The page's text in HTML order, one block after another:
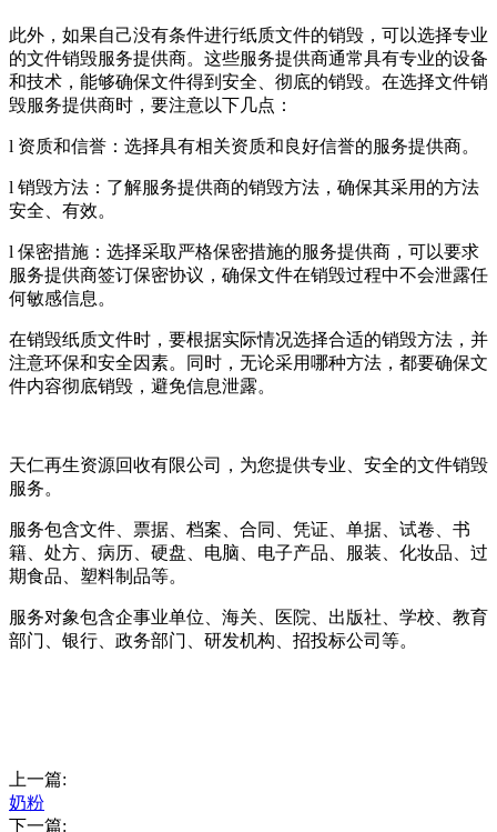
此外，如果自己没有条件进行纸质文件的销毁，可以选择专业
的文件销毁服务提供商。这些服务提供商通常具有专业的设备
和技术，能够确保文件得到安全、彻底的销毁。在选择文件销
毁服务提供商时，要注意以下几点：
l 资质和信誉：选择具有相关资质和良好信誉的服务提供商。
l 销毁方法：了解服务提供商的销毁方法，确保其采用的方法
安全、有效。
l 保密措施：选择采取严格保密措施的服务提供商，可以要求
服务提供商签订保密协议，确保文件在销毁过程中不会泄露任
何敏感信息。
在销毁纸质文件时，要根据实际情况选择合适的销毁方法，并
注意环保和安全因素。同时，无论采用哪种方法，都要确保文
件内容彻底销毁，避免信息泄露。
天仁再生资源回收有限公司，为您提供专业、安全的文件销毁
服务。
服务包含文件、票据、档案、合同、凭证、单据、试卷、书
籍、处方、病历、硬盘、电脑、电子产品、服装、化妆品、过
期食品、塑料制品等。
服务对象包含企事业单位、海关、医院、出版社、学校、教育
部门、银行、政务部门、研发机构、招投标公司等。
上一篇:
奶粉
下一篇: